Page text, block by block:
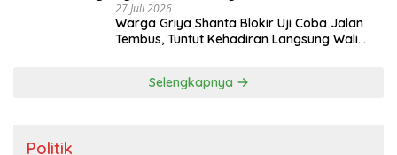
27 Juli 2026
Warga Griya Shanta Blokir Uji Coba Jalan
Tembus, Tuntut Kehadiran Langsung Wali
Selengkapnya
Politik